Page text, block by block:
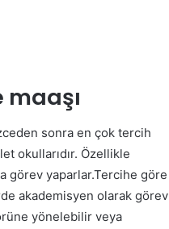
sonra en çok tercih
okullarıdır. Özellikle
görev yaparlar.Tercihe göre
akademisyen olarak görev
yönelebilir veya